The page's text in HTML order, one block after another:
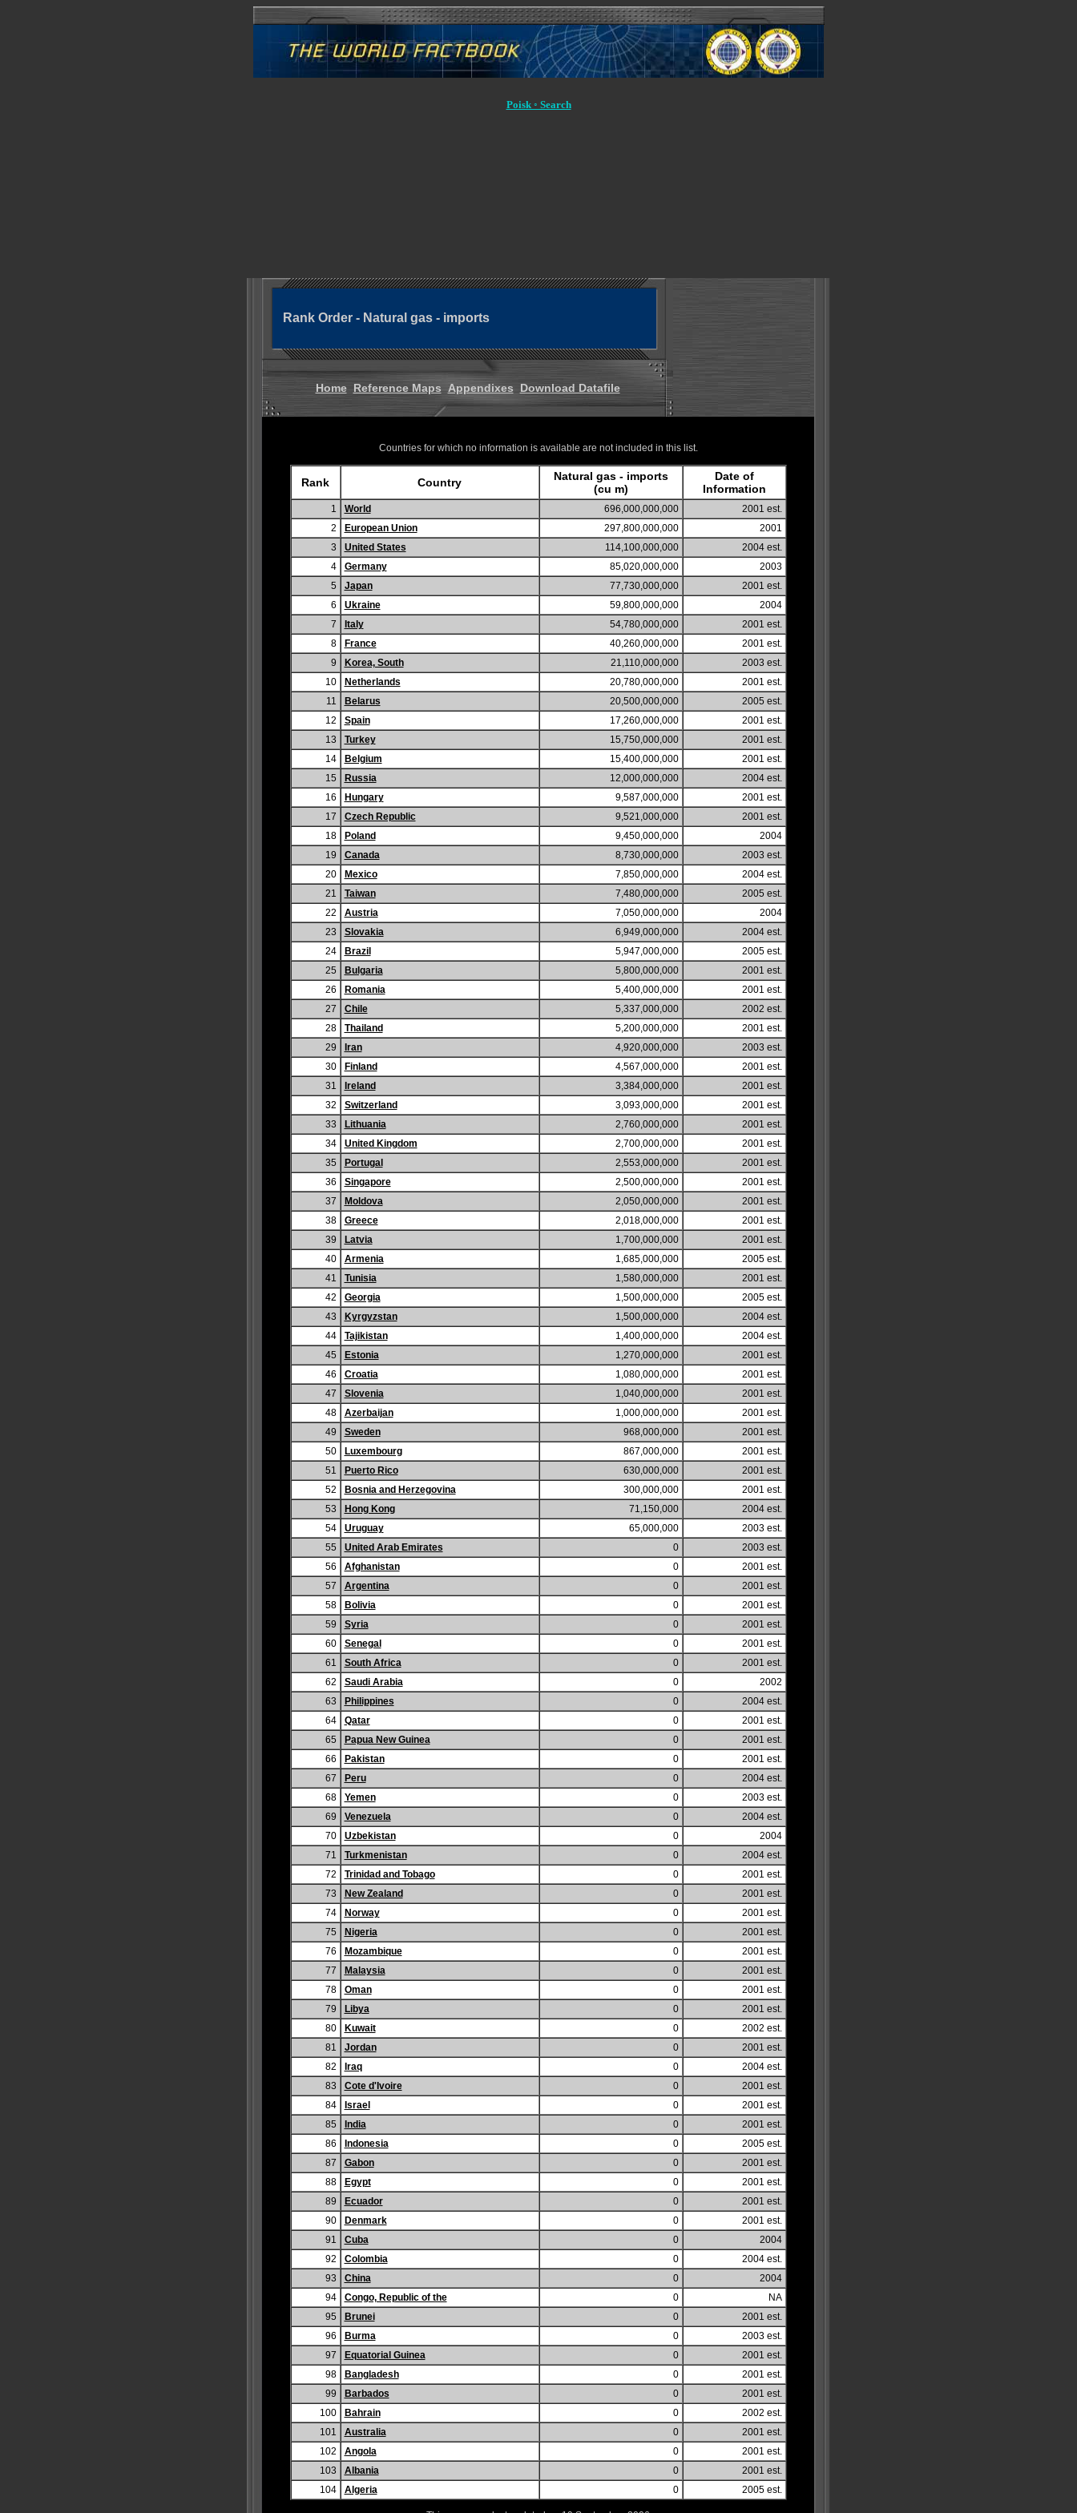
Poisk ◦ Search
Rank Order - Natural gas - imports
Home Reference Maps Appendixes Download Datafile
Countries for which no information is available are not included in this list.
Rank Country
Natural gas - imports
(cu m)
Date of
Information
1 World 696,000,000,000
2001 est.
2
European Union 297,800,000,000
2001
3
United States 114,100,000,000
2004 est.
4
Germany 85,020,000,000
2003
5
Japan 77,730,000,000
2001 est.
6
Ukraine 59,800,000,000
2004
7
Italy 54,780,000,000
2001 est.
8
France 40,260,000,000
2001 est.
9
Korea, South 21,110,000,000
2003 est.
10
Netherlands 20,780,000,000
2001 est.
11
Belarus 20,500,000,000
2005 est.
12
Spain 17,260,000,000
2001 est.
13
Turkey 15,750,000,000
2001 est.
14
Belgium 15,400,000,000
2001 est.
15
Russia 12,000,000,000
2004 est.
16
Hungary 9,587,000,000
2001 est.
17
Czech Republic 9,521,000,000
2001 est.
18
Poland 9,450,000,000
2004
19
Canada 8,730,000,000
2003 est.
20
Mexico 7,850,000,000
2004 est.
21
Taiwan 7,480,000,000
2005 est.
22
Austria 7,050,000,000
2004
23
Slovakia 6,949,000,000
2004 est.
24
Brazil 5,947,000,000
2005 est.
25
Bulgaria 5,800,000,000
2001 est.
26
Romania 5,400,000,000
2001 est.
27
Chile 5,337,000,000
2002 est.
28
Thailand 5,200,000,000
2001 est.
29
Iran 4,920,000,000
2003 est.
30
Finland 4,567,000,000
2001 est.
31
Ireland 3,384,000,000
2001 est.
32
Switzerland 3,093,000,000
2001 est.
33
Lithuania 2,760,000,000
2001 est.
34
United Kingdom 2,700,000,000
2001 est.
35
Portugal 2,553,000,000
2001 est.
36
Singapore 2,500,000,000
2001 est.
37
Moldova 2,050,000,000
2001 est.
38
Greece 2,018,000,000
2001 est.
39
Latvia 1,700,000,000
2001 est.
40
Armenia 1,685,000,000
2005 est.
41
Tunisia 1,580,000,000
2001 est.
42
Georgia 1,500,000,000
2005 est.
43
Kyrgyzstan 1,500,000,000
2004 est.
44
Tajikistan 1,400,000,000
2004 est.
45
Estonia 1,270,000,000
2001 est.
46
Croatia 1,080,000,000
2001 est.
47
Slovenia 1,040,000,000
2001 est.
48
Azerbaijan 1,000,000,000
2001 est.
49
Sweden 968,000,000
2001 est.
50
Luxembourg 867,000,000
2001 est.
51
Puerto Rico 630,000,000
2001 est.
52
Bosnia and Herzegovina 300,000,000
2001 est.
53
Hong Kong 71,150,000
2004 est.
54
Uruguay 65,000,000
2003 est.
55
United Arab Emirates 0
2003 est.
56
Afghanistan 0
2001 est.
57
Argentina 0
2001 est.
58
Bolivia 0
2001 est.
59
Syria 0
2001 est.
60
Senegal 0
2001 est.
61
South Africa 0
2001 est.
62
Saudi Arabia 0
2002
63
Philippines 0
2004 est.
64
Qatar 0
2001 est.
65
Papua New Guinea 0
2001 est.
66
Pakistan 0
2001 est.
67
Peru 0
2004 est.
68
Yemen 0
2003 est.
69
Venezuela 0
2004 est.
70
Uzbekistan 0
2004
71
Turkmenistan 0
2004 est.
72
Trinidad and Tobago 0
2001 est.
73
New Zealand 0
2001 est.
74
Norway 0
2001 est.
75
Nigeria 0
2001 est.
76
Mozambique 0
2001 est.
77
Malaysia 0
2001 est.
78
Oman 0
2001 est.
79
Libya 0
2001 est.
80
Kuwait 0
2002 est.
81
Jordan 0
2001 est.
82
Iraq 0
2004 est.
83
Cote d'Ivoire 0
2001 est.
84
Israel 0
2001 est.
85
India 0
2001 est.
86
Indonesia 0
2005 est.
87
Gabon 0
2001 est.
88
Egypt 0
2001 est.
89
Ecuador 0
2001 est.
90
Denmark 0
2001 est.
91
Cuba 0
2004
92
Colombia 0
2004 est.
93
China 0
2004
94
Congo, Republic of the 0
NA
95
Brunei 0
2001 est.
96
Burma 0
2003 est.
97
Equatorial Guinea 0
2001 est.
98
Bangladesh 0
2001 est.
99
Barbados 0
2001 est.
100
Bahrain 0
2002 est.
101
Australia 0
2001 est.
102
Angola 0
2001 est.
103
Albania 0
2001 est.
104
Algeria 0 2005 est.